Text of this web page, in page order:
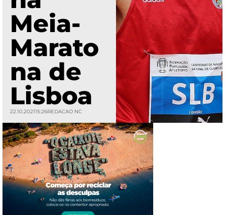
Meia-
Marato
na de
Lisboa
22.10.202115:26REDACAO NC